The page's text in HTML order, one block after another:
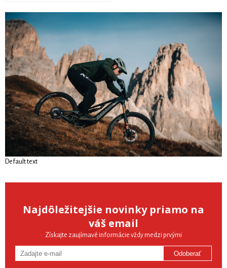
Default text
Najdôležitejšie novinky priamo na
váš email
Získajte zaujímavé informácie vždy medzi prvými
Odoberať